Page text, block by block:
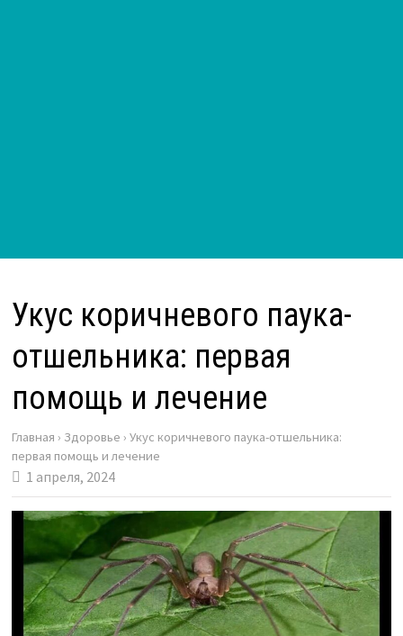
Укус коричневого паука-
отшельника: первая
помощь и лечение
Главная › Здоровье › Укус коричневого паука-отшельника:
первая помощь и лечение
1 апреля, 2024